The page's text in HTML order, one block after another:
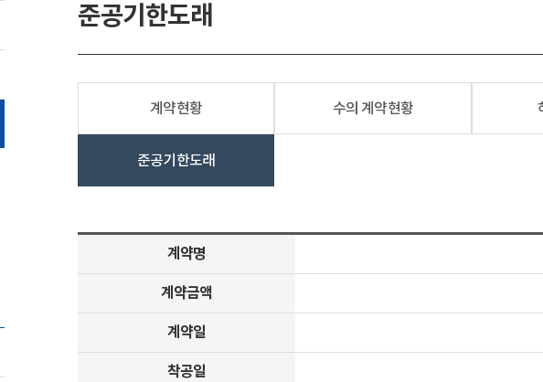
준공기한도래
계약현황 수의 계약현황
준공기한도래
계약명
계약금액
계약일
착공일